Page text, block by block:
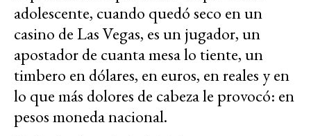
adolescente, cuando quedó seco en un
casino de Las Vegas, es un jugador, un
apostador de cuanta mesa lo tiente, un
timbero en dólares, en euros, en reales y en
lo que más dolores de cabeza le provocó: en
pesos moneda nacional.